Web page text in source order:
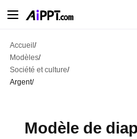
Accueil /
Modèles/
Société et culture/
Argent/
Modèle de